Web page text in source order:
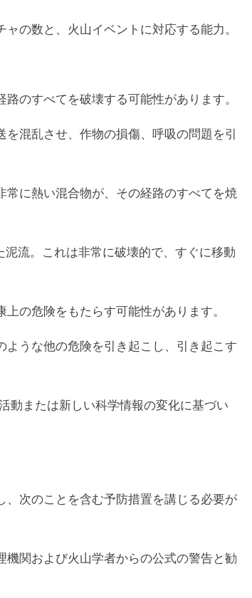
の数と、火山イベントに対応する能力。
のすべてを破壊する可能性があります。
混乱させ、作物の損傷、呼吸の問題を引
常に熱い混合物が、その経路のすべてを焼
流。これは非常に破壊的で、すぐに移動
の危険をもたらす可能性があります。
ような他の危険を引き起こし、引き起こす
動または新しい科学情報の変化に基づい
、次のことを含む予防措置を講じる必要が
機関および火山学者からの公式の警告と勧